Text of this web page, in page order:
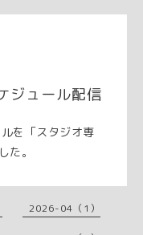
ジュール配信
を「スタジオ専
た。
2026-04（1）